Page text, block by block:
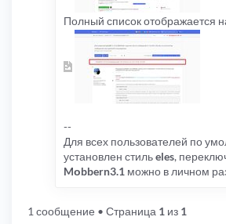
Полный список отображается
--
Для всех пользователей по
установлен стильeles,
Mоbbern3.1 можно в личном
1 сообщение • Страница 1 из 1